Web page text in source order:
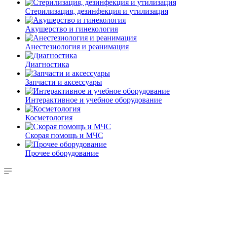
Стерилизация, дезинфекция и утилизация
Акушерство и гинекология
Анестезиология и реанимация
Диагностика
Запчасти и аксессуары
Интерактивное и учебное оборудование
Косметология
Скорая помощь и МЧС
Прочее оборудование